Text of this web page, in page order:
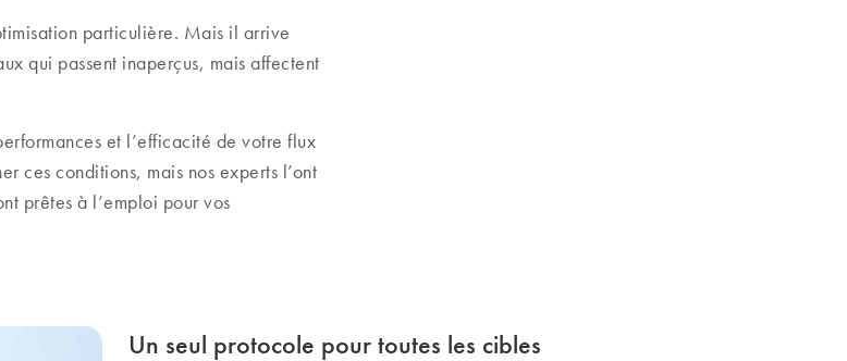
particulière. Mais il arrive
qui passent inaperçus, mais affectent
et l’efficacité de votre flux
ces conditions, mais nos experts l’ont
prêtes à l’emploi pour vos
Un seul protocole pour toutes les cibles